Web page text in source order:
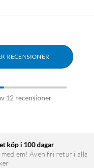
RECENSIONER
12 recensioner
köp i 100 dagar
medlem! Även fri retur i alla